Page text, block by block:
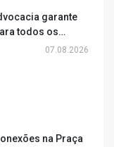
garante
todos os
07.08.2026
na Praça